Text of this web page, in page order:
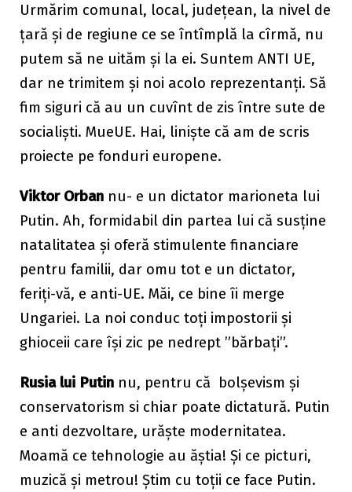
Urmărim comunal, local, județean, la nivel de
țară și de regiune ce se întîmplă la cîrmă, nu
putem să ne uităm și la ei. Suntem ANTI UE,
dar ne trimitem și noi acolo reprezentanți. Să
fim siguri că au un cuvînt de zis între sute de
socialiști. MueUE. Hai, liniște că am de scris
proiecte pe fonduri europene.
Viktor Orban nu- e un dictator marioneta lui
Putin. Ah, formidabil din partea lui că susține
natalitatea și oferă stimulente financiare
pentru familii, dar omu tot e un dictator,
feriți-vă, e anti-UE. Măi, ce bine îi merge
Ungariei. La noi conduc toți impostorii și
ghioceii care își zic pe nedrept ”bărbați”.
Rusia lui Putin nu, pentru că bolșevism și
conservatorism si chiar poate dictatură. Putin
e anti dezvoltare, urăște modernitatea.
Moamă ce tehnologie au ăștia! Și ce picturi,
muzică și metrou! Știm cu toții ce face Putin.